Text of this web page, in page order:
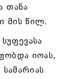
თანა
მის წილ.
იოას,